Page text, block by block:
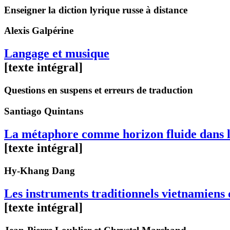
Enseigner la diction lyrique russe à distance
Alexis Galpérine
Langage et musique
[texte intégral]
Questions en suspens et erreurs de traduction
Santiago Quintans
La métaphore comme horizon fluide dans
[texte intégral]
Hy-Khang Dang
Les instruments traditionnels vietnamiens
[texte intégral]